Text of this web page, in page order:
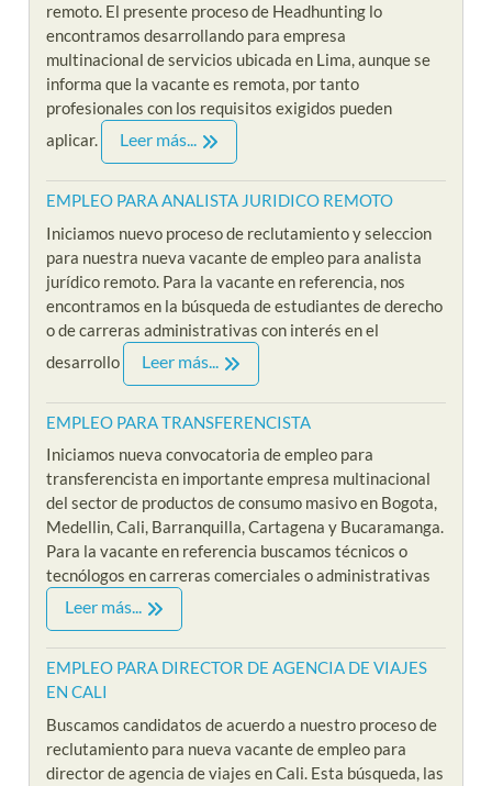
remoto. El presente proceso de Headhunting lo
encontramos desarrollando para empresa
multinacional de servicios ubicada en Lima, aunque se
informa que la vacante es remota, por tanto
profesionales con los requisitos exigidos pueden
aplicar.
Leer más...
EMPLEO PARA ANALISTA JURIDICO REMOTO
Iniciamos nuevo proceso de reclutamiento y seleccion
para nuestra nueva vacante de empleo para analista
jurídico remoto. Para la vacante en referencia, nos
encontramos en la búsqueda de estudiantes de derecho
o de carreras administrativas con interés en el
desarrollo
Leer más...
EMPLEO PARA TRANSFERENCISTA
Iniciamos nueva convocatoria de empleo para
transferencista en importante empresa multinacional
del sector de productos de consumo masivo en Bogota,
Medellin, Cali, Barranquilla, Cartagena y Bucaramanga.
Para la vacante en referencia buscamos técnicos o
tecnólogos en carreras comerciales o administrativas
Leer más...
EMPLEO PARA DIRECTOR DE AGENCIA DE VIAJES
EN CALI
Buscamos candidatos de acuerdo a nuestro proceso de
reclutamiento para nueva vacante de empleo para
director de agencia de viajes en Cali. Esta búsqueda, las